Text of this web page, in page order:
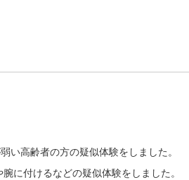
高齢者の方の疑似体験をしました。
に付けるなどの疑似体験をしました。